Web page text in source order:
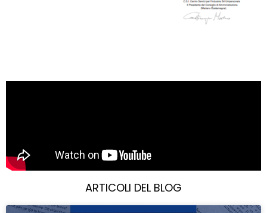
ARTICOLI DEL BLOG